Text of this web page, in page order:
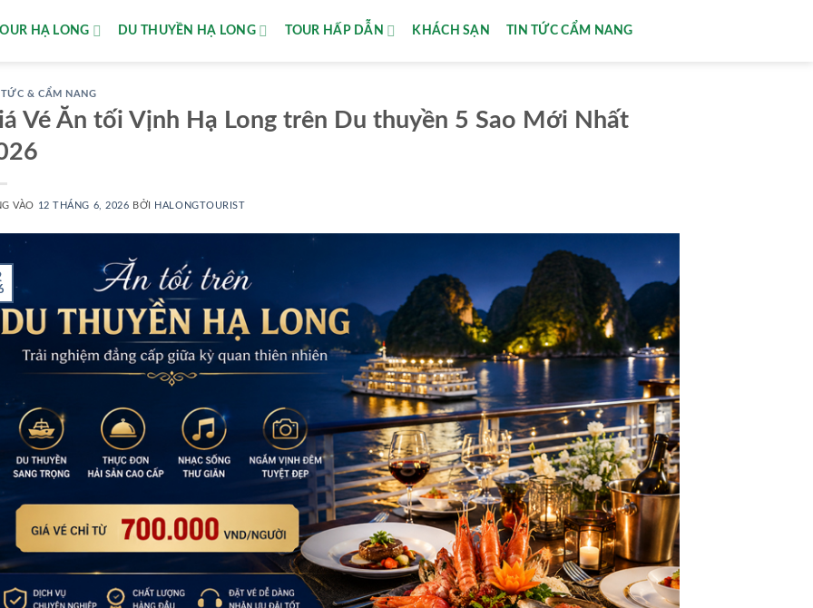
HẠ LONG DU THUYỀN HẠ LONG TOUR HẤP DẪN KHÁCH SẠN TIN TỨC CẨM NANG
& CẨM NANG
Vé Ăn tối Vịnh Hạ Long trên Du thuyền 5 Sao Mới Nhất
VÀO 12 THÁNG 6, 2026 BỞI HALONGTOURIST